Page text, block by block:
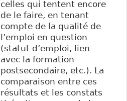
celles qui tentent encore
de le faire, en tenant
compte de la qualité de
l’emploi en question
(statut d’emploi, lien
avec la formation
postsecondaire, etc.). La
comparaison entre ces
résultats et les constats